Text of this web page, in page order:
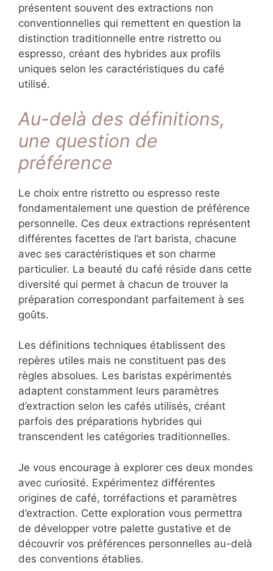
présentent souvent des extractions non
conventionnelles qui remettent en question la
distinction traditionnelle entre ristretto ou
espresso, créant des hybrides aux profils
uniques selon les caractéristiques du café
utilisé.
Au-delà des définitions,
une question de
préférence
Le choix entre ristretto ou espresso reste
fondamentalement une question de préférence
personnelle. Ces deux extractions représentent
différentes facettes de l’art barista, chacune
avec ses caractéristiques et son charme
particulier. La beauté du café réside dans cette
diversité qui permet à chacun de trouver la
préparation correspondant parfaitement à ses
goûts.
Les définitions techniques établissent des
repères utiles mais ne constituent pas des
règles absolues. Les baristas expérimentés
adaptent constamment leurs paramètres
d’extraction selon les cafés utilisés, créant
parfois des préparations hybrides qui
transcendent les catégories traditionnelles.
Je vous encourage à explorer ces deux mondes
avec curiosité. Expérimentez différentes
origines de café, torréfactions et paramètres
d’extraction. Cette exploration vous permettra
de développer votre palette gustative et de
découvrir vos préférences personnelles au-delà
des conventions établies.